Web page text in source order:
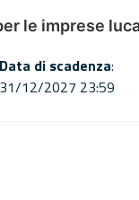
le imprese
Data di scadenza:
31/12/2027 23:59